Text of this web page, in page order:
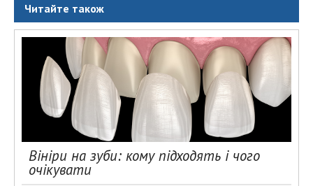
Читайте також
Вініри на зуби: кому підходять і чого
очікувати